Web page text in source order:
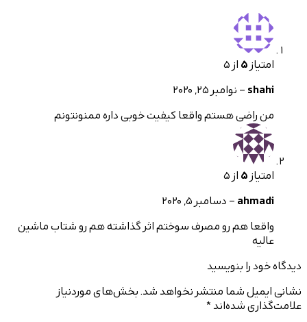
نوامبر 25, 2020
هستم واقعا کیفیت خوبی داره ممنونتونم
دسامبر 5, 2020
هم رو مصرف سوختم اثر گذاشته هم رو شتاب ماشین
را بنویسید
شما منتشر نخواهد شد.بخش‌های موردنیاز
شده‌اند*